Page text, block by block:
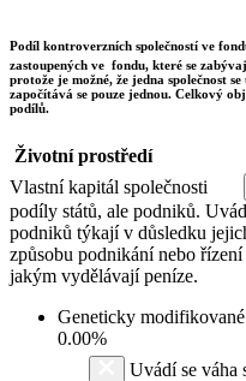
Podíl kontroverzních společností ve
zastoupených ve fondu, které se
protože je možné, že jedna společnost
započítává se pouze jednou. Celkový
podílů.
Životní prostředí
Vlastní kapitál společnosti
podíly států, ale podniků.
podniků týkají v důsledku
způsobu podnikání nebo řízení
jakým vydělávají peníze.
Geneticky
0.00%
Uvádí se váha